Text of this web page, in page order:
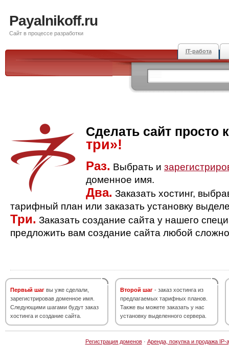
Payalnikoff.ru
Сайт в процессе разработки
IT-работа
Сделать сайт просто
три»!
Раз. Выбрать и
доменное имя.
Два. Заказать хостинг,
тарифный план или заказать установку
Три. Заказать создание сайта у нашего
предложить вам создание сайта любой
Первый шаг вы уже сделали,
зарегистрировав доменное имя.
Следующими шагами будут заказ
хостинга и создание сайта.
Второй шаг - заказ хостинга из
предлагаемых тарифных планов.
Также вы можете заказать у нас
установку выделенного сервера.
Регистрация доменов· Аренда, покупка и продажа IP-